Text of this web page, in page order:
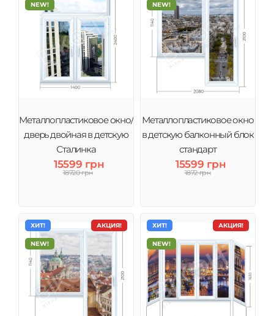
NEW!
Металлопластиковое окно/
дверь двойная в детскую
Сталинка
15599 грн
18720 грн
NEW!
Металлопластиковое окно
в детскую балконный блок
стандарт
15599 грн
1872 грн
АКЦИЯ!
ХИТ!
NEW!
АКЦИЯ!
ХИТ!
NEW!